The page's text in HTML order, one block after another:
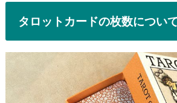
タロットカードの枚数につい